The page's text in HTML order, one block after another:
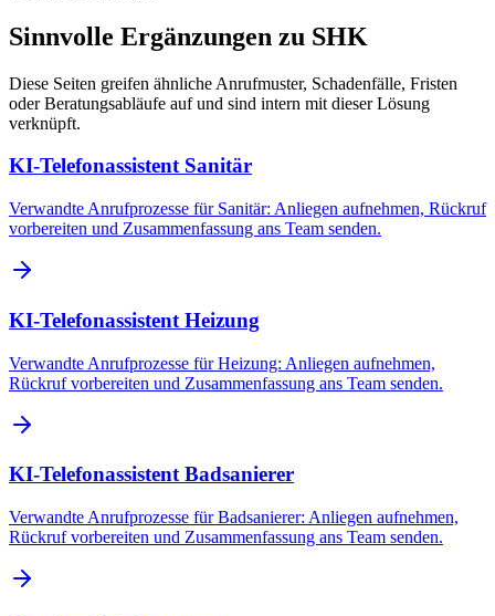
Sinnvolle Ergänzungen zu SHK
Diese Seiten greifen ähnliche Anrufmuster, Schadenfälle, Fristen
oder Beratungsabläufe auf und sind intern mit dieser Lösung
verknüpft.
KI-Telefonassistent Sanitär
Verwandte Anrufprozesse für Sanitär: Anliegen aufnehmen, Rückruf
vorbereiten und Zusammenfassung ans Team senden.
KI-Telefonassistent Heizung
Verwandte Anrufprozesse für Heizung: Anliegen aufnehmen,
Rückruf vorbereiten und Zusammenfassung ans Team senden.
KI-Telefonassistent Badsanierer
Verwandte Anrufprozesse für Badsanierer: Anliegen aufnehmen,
Rückruf vorbereiten und Zusammenfassung ans Team senden.